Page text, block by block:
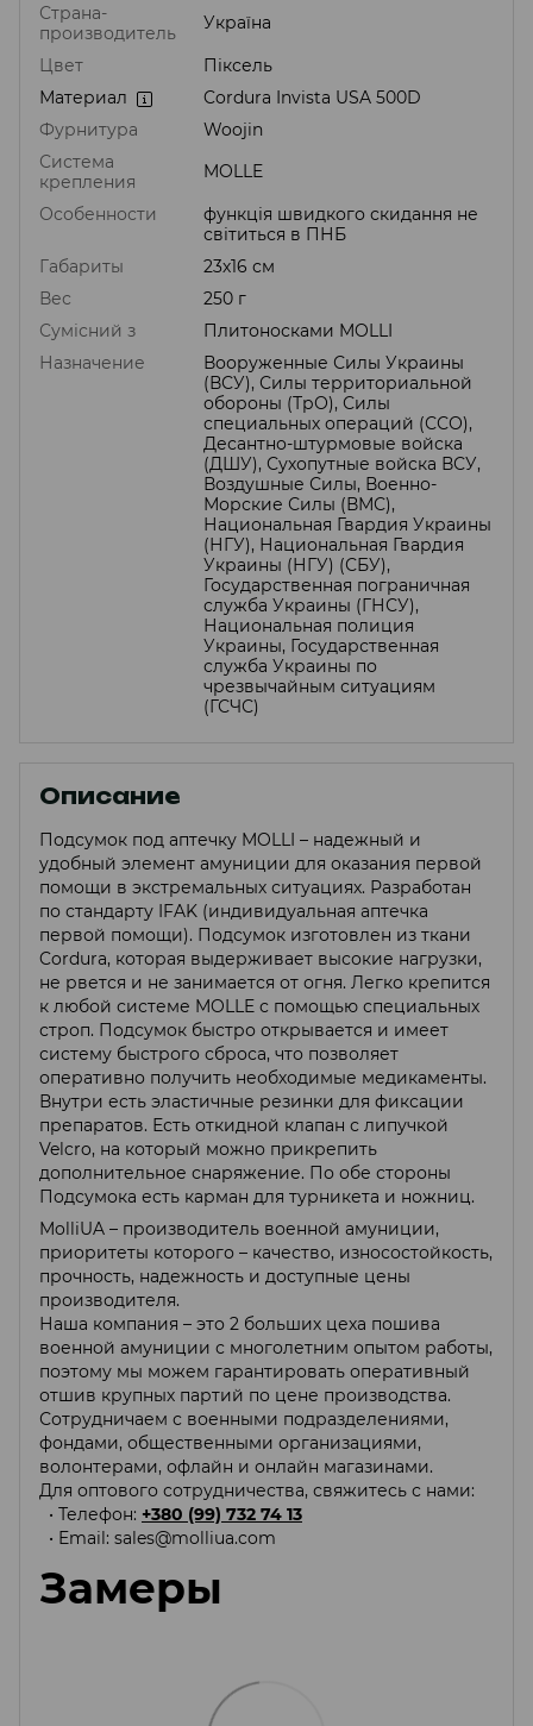
Страна-
производитель
Україна
Цвет
Піксель
Материал
Cordura Invista USA 500D
Фурнитура
Woojin
Система
крепления
MOLLE
Особенности
функція швидкого скидання не
світиться в ПНБ
Габариты
23х16 см
Вес
250 г
Сумісний з
Плитоносками MOLLI
Назначение
Вооруженные Силы Украины
(ВСУ), Силы территориальной
обороны (ТрО), Силы
специальных операций (ССО),
Десантно-штурмовые войска
(ДШУ), Сухопутные войска ВСУ,
Воздушные Силы, Военно-
Морские Силы (ВМС),
Национальная Гвардия Украины
(НГУ), Национальная Гвардия
Украины (НГУ) (СБУ),
Государственная пограничная
служба Украины (ГНСУ),
Национальная полиция
Украины, Государственная
служба Украины по
чрезвычайным ситуациям
(ГСЧС)
Описание
Подсумок под аптечку MOLLI – надежный и
удобный элемент амуниции для оказания первой
помощи в экстремальных ситуациях. Разработан
по стандарту IFAK (индивидуальная аптечка
первой помощи). Подсумок изготовлен из ткани
Cordura, которая выдерживает высокие нагрузки,
не рвется и не занимается от огня. Легко крепится
к любой системе MOLLE с помощью специальных
строп. Подсумок быстро открывается и имеет
систему быстрого сброса, что позволяет
оперативно получить необходимые медикаменты.
Внутри есть эластичные резинки для фиксации
препаратов. Есть откидной клапан с липучкой
Velcro, на который можно прикрепить
дополнительное снаряжение. По обе стороны
Подсумока есть карман для турникета и ножниц.
MolliUA – производитель военной амуниции,
приоритеты которого – качество, износостойкость,
прочность, надежность и доступные цены
производителя.
Наша компания – это 2 больших цеха пошива
военной амуниции с многолетним опытом работы,
поэтому мы можем гарантировать оперативный
отшив крупных партий по цене производства.
Сотрудничаем с военными подразделениями,
фондами, общественными организациями,
волонтерами, офлайн и онлайн магазинами.
Для оптового сотрудничества, свяжитесь с нами:
• Телефон: +380 (99) 732 74 13
• Email: sales@molliua.com
Замеры